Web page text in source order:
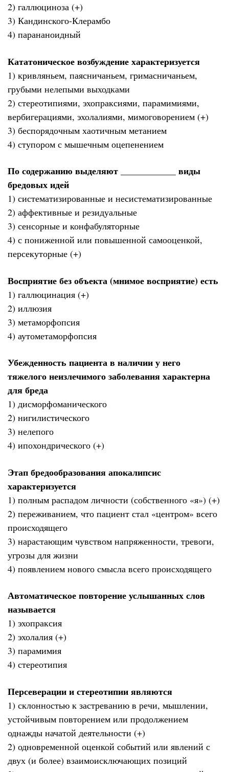
2) галлюциноза (+)
3) Кандинского-Клерамбо
4) парананоидный
Кататоническое возбуждение характеризуется
1) кривляньем, паясничаньем, гримасничаньем,
грубыми нелепыми выходками
2) стереотипиями, эхопраксиями, парамимиями,
вербигерациями, эхолалиями, мимоговорением (+)
3) беспорядочным хаотичным метанием
4) ступором с мышечным оцепенением
По содержанию выделяют ____________ виды
бредовых идей
1) систематизированные и несистематизированные
2) аффективные и резидуальные
3) сенсорные и конфабуляторные
4) с пониженной или повышенной самооценкой,
персекуторные (+)
Восприятие без объекта (мнимое восприятие) есть
1) галлюцинация (+)
2) иллюзия
3) метаморфопсия
4) аутометаморфопсия
Убежденность пациента в наличии у него
тяжелого неизлечимого заболевания характерна
для бреда
1) дисморфоманического
2) нигилистического
3) нелепого
4) ипохондрического (+)
Этап бредообразования апокалипсис
характеризуется
1) полным распадом личности (собственного «я») (+)
2) переживанием, что пациент стал «центром» всего
происходящего
3) нарастающим чувством напряженности, тревоги,
угрозы для жизни
4) появлением нового смысла всего происходящего
Автоматическое повторение услышанных слов
называется
1) эхопраксия
2) эхолалия (+)
3) парамимия
4) стереотипия
Персеверации и стереотипии являются
1) склонностью к застреванию в речи, мышлении,
устойчивым повторением или продолжением
однажды начатой деятельности (+)
2) одновременной оценкой событий или явлений с
двух (и более) взаимоисключающих позиций